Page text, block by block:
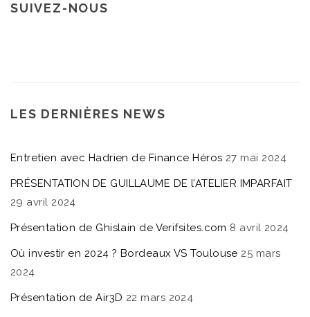
SUIVEZ-NOUS
LES DERNIÈRES NEWS
Entretien avec Hadrien de Finance Héros 27 mai 2024
PRÉSENTATION DE GUILLAUME DE l’ATELIER IMPARFAIT
29 avril 2024
Présentation de Ghislain de Verifsites.com 8 avril 2024
Où investir en 2024 ? Bordeaux VS Toulouse 25 mars
2024
Présentation de Air3D 22 mars 2024